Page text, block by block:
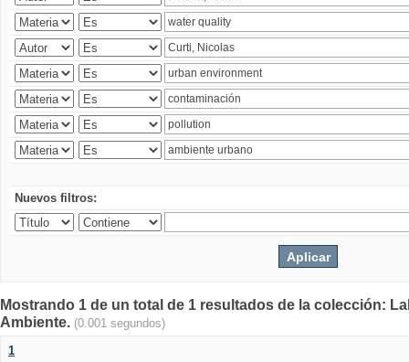
Nuevos filtros:
Mostrando 1 de un total de 1 resultados de la colección:
Ambiente. (0.001 segundos)
1